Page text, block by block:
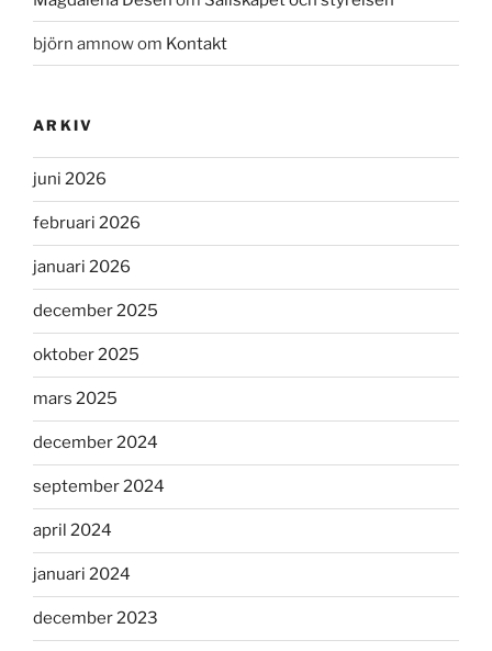
björn amnowom Kontakt
ARKIV
juni 2026
februari 2026
januari 2026
december 2025
oktober 2025
mars 2025
december 2024
september 2024
april 2024
januari 2024
december 2023